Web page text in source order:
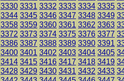
3330 3331 3332 3333 3334 3335
3344 3345 3346 3347 3348 3349
3358 3359 3360 3361 3362 3363
3372 3373 3374 3375 3376 3377
3386 3387 3388 3389 3390 3391
3400 3401 3402 3403 3404 3405
3414 3415 3416 3417 3418 3419
3428 3429 3430 3431 3432 3433